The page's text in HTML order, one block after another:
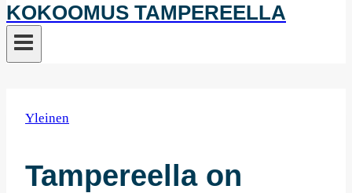
KOKOOMUS TAMPEREELLA
Yleinen
Tampereella on